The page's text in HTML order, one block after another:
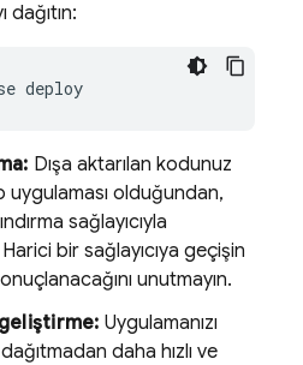
dağıtın:
Dışa aktarılan kodunuz
olduğundan,
sağlayıcıyla
bir sağlayıcıya geçişin
unutmayın.
Uygulamanızı
daha hızlı ve